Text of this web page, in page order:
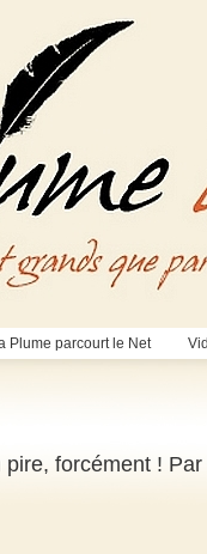
Plume parcourt le Net
forcément !